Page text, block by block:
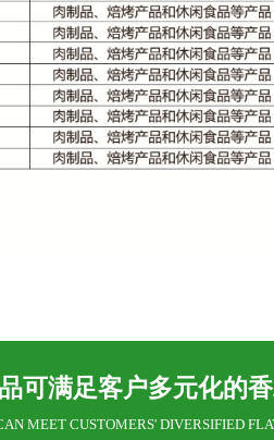
可满足客户多元化的
MEET CUSTOMERS' DIVERSIFIED